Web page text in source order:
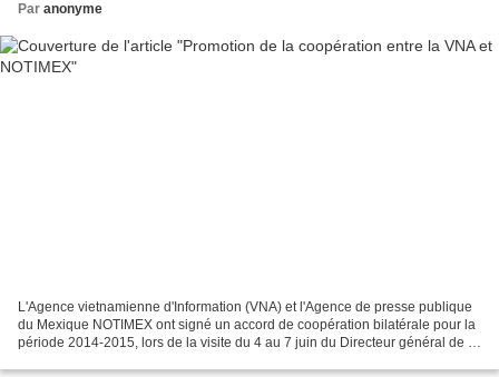
Par anonyme
L'Agence vietnamienne d'Information (VNA) et l'Agence de presse publique
du Mexique NOTIMEX ont signé un accord de coopération bilatérale pour la
période 2014-2015, lors de la visite du 4 au 7 juin du Directeur général de la